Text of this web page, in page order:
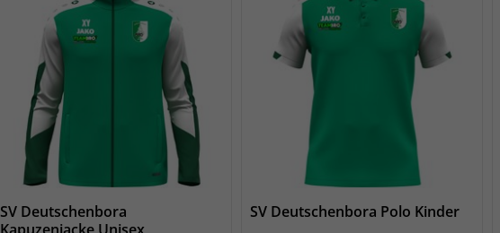
SV Deutschenbora
SV Deutschenbora Polo Kinder